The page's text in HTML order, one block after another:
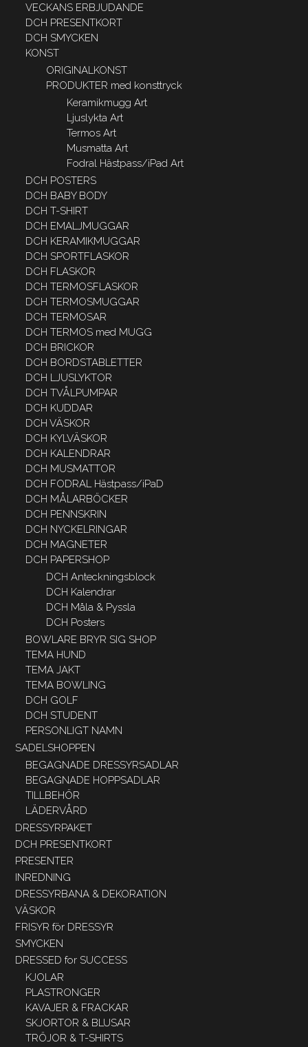
VECKANS ERBJUDANDE
DCH PRESENTKORT
DCH SMYCKEN
KONST
ORIGINALKONST
PRODUKTER med konsttryck
Keramikmugg Art
Ljuslykta Art
Termos Art
Musmatta Art
Fodral Hästpass/iPad Art
DCH POSTERS
DCH BABY BODY
DCH T-SHIRT
DCH EMALJMUGGAR
DCH KERAMIKMUGGAR
DCH SPORTFLASKOR
DCH FLASKOR
DCH TERMOSFLASKOR
DCH TERMOSMUGGAR
DCH TERMOSAR
DCH TERMOS med MUGG
DCH BRICKOR
DCH BORDSTABLETTER
DCH LJUSLYKTOR
DCH TVÅLPUMPAR
DCH KUDDAR
DCH VÄSKOR
DCH KYLVÄSKOR
DCH KALENDRAR
DCH MUSMATTOR
DCH FODRAL Hästpass/iPaD
DCH MÅLARBÖCKER
DCH PENNSKRIN
DCH NYCKELRINGAR
DCH MAGNETER
DCH PAPERSHOP
DCH Anteckningsblock
DCH Kalendrar
DCH Måla & Pyssla
DCH Posters
BOWLARE BRYR SIG SHOP
TEMA HUND
TEMA JAKT
TEMA BOWLING
DCH GOLF
DCH STUDENT
PERSONLIGT NAMN
SADELSHOPPEN
BEGAGNADE DRESSYRSADLAR
BEGAGNADE HOPPSADLAR
TILLBEHÖR
LÄDERVÅRD
DRESSYRPAKET
DCH PRESENTKORT
PRESENTER
INREDNING
DRESSYRBANA & DEKORATION
VÄSKOR
FRISYR för DRESSYR
SMYCKEN
DRESSED for SUCCESS
KJOLAR
PLASTRONGER
KAVAJER & FRACKAR
SKJORTOR & BLUSAR
TRÖJOR & T-SHIRTS